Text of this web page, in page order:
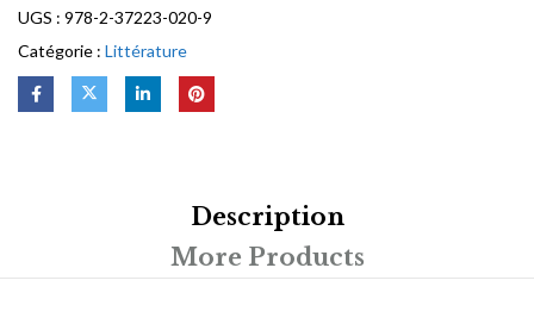
UGS : 978-2-37223-020-9
Catégorie : Littérature
Description
More Products